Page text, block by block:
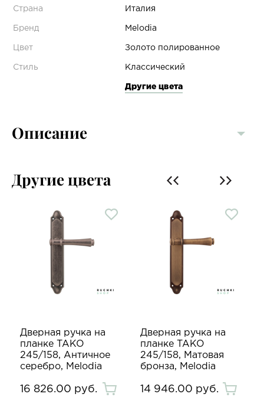
Страна Италия
Бренд Melodia
Цвет Золото полированное
Стиль Классический
Другие цвета
Описание
Другие цвета
Дверная ручка на
планке TAKO
245/158, Античное
серебро, Melodia
16 826.00 руб.
Дверная ручка на
планке TAKO
245/158, Матовая
бронза, Melodia
14 946.00 руб.